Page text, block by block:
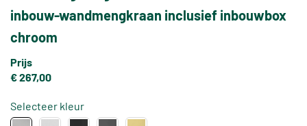
inbouw-wandmengkraan inclusief inbouwbox
chroom
Prijs
€ 267,00
Selecteer kleur